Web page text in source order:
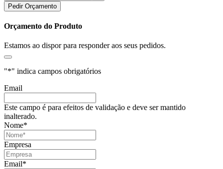
Pedir Orçamento
Orçamento do Produto
Estamos ao dispor para responder aos seus pedidos.
"*" indica campos obrigatórios
Email
Este campo é para efeitos de validação e deve ser mantido
inalterado.
Nome*
Empresa
Email*